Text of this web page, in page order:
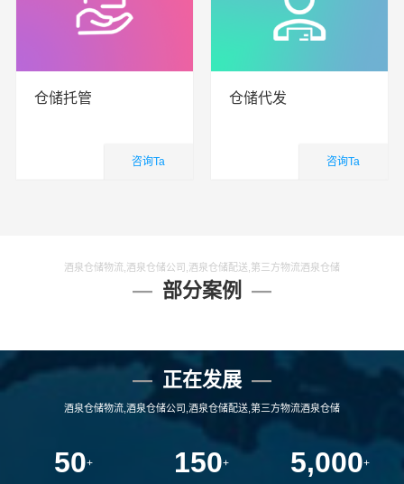
仓储托管
咨询Ta
仓储代发
咨询Ta
酒泉仓储物流,酒泉仓储公司,酒泉仓储配送,第三方物流酒泉仓储
部分案例
正在发展
酒泉仓储物流,酒泉仓储公司,酒泉仓储配送,第三方物流酒泉仓储
50+ 150+ 5,000+